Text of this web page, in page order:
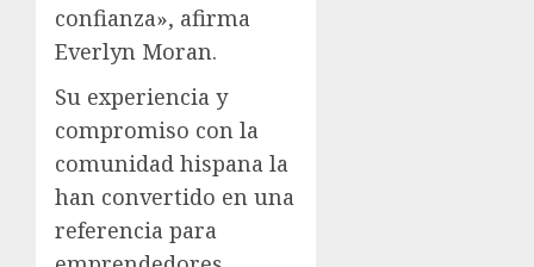
confianza», afirma
Everlyn Moran.
Su experiencia y
compromiso con la
comunidad hispana la
han convertido en una
referencia para